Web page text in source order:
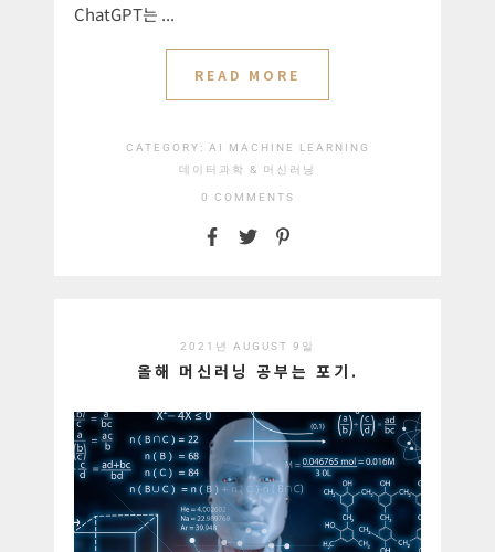
ChatGPT는 ...
READ MORE
CATEGORY: AI
MACHINE LEARNING
데이터과학 & 머신러닝
0 COMMENTS
2021년 AUGUST 9일
올해 머신러닝 공부는 포기.